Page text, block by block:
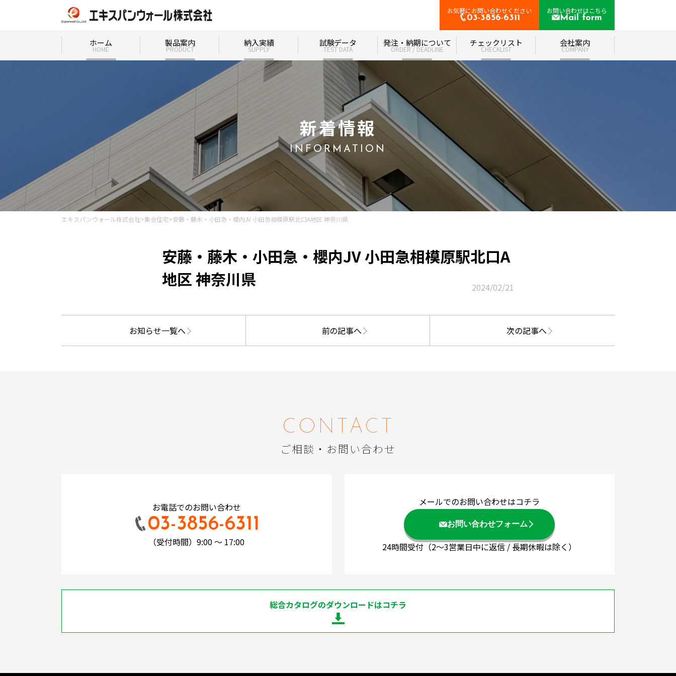
お気軽にお問い合わせください
03-3856-6311
お問い合わせはこちら
Mail form
ホーム
HOME
製品案内
PRODUCT
納入実績
SUPPLY
試験データ
TEST DATA
発注・納期について
ORDER / DEADLINE
チェックリスト
CHECKLIST
会社案内
COMPANY
新着情報
INFORMATION
エキスパンウォール株式会社>集合住宅>安藤・藤木・小田急・櫻内JV 小田急相模原駅北口A地区 神奈川県
安藤・藤木・小田急・櫻内JV 小田急相模原駅北口A
地区 神奈川県
2024/02/21
お知らせ一覧へ 前の記事へ 次の記事へ
CONTACT
ご相談・お問い合わせ
お電話でのお問い合わせ
03-3856-6311
（受付時間）9:00 ～ 17:00
メールでのお問い合わせはコチラ
お問い合わせフォーム
24時間受付 （2～3営業日中に返信 / 長期休暇は除く）
総合カタログのダウンロードはコチラ